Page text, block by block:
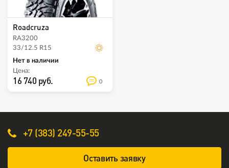
Roadcruza
RA3200
33/12.5 R15
Нет в наличии
Цена:
16 740 руб. 0
+7 (383) 249-55-55
Оставить заявку